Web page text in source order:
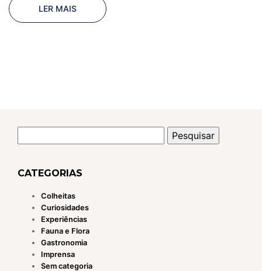
LER MAIS
por:
CATEGORIAS
Colheitas
Curiosidades
Experiências
Fauna e Flora
Gastronomia
Imprensa
Sem categoria